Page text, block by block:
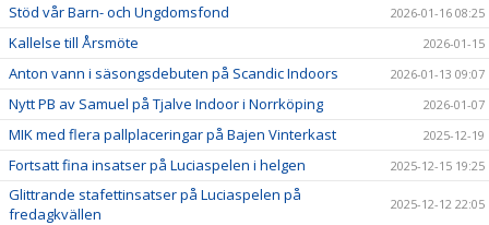
Stöd vår Barn- och Ungdomsfond 2026-01-16 08:25
Kallelse till Årsmöte 2026-01-15
Anton vann i säsongsdebuten på Scandic Indoors 2026-01-13 09:07
Nytt PB av Samuel på Tjalve Indoor i Norrköping 2026-01-07
MIK med flera pallplaceringar på Bajen Vinterkast 2025-12-19
Fortsatt fina insatser på Luciaspelen i helgen 2025-12-15 19:25
Glittrande stafettinsatser på Luciaspelen på
fredagkvällen
2025-12-12 22:05